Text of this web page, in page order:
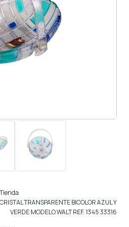
Tienda
TRANSPARENTE BICOLOR AZUL Y
VERDE MODELO WALT REF. 1345 33316